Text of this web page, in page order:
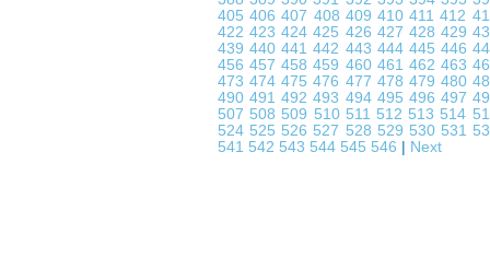
405406407 408 409 410411412
422423424425 426 427 428 429
439440441442 443 444 445 446
456457458459 460 461 462 463
473474475476 477 478 479 480
490491492493 494 495 496 497
507 508 509 510 511 512 513 514
524 525 526 527 528 529 530 531
541 542 543 544 545 546 Next